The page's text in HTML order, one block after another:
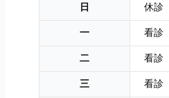
日
休診
一
看診
二
看診
三
看診